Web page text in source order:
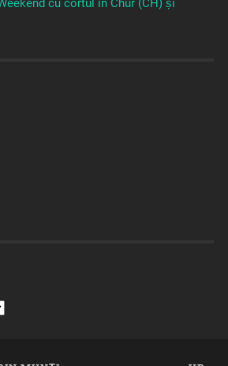
cu cortul în Chur (CH) și